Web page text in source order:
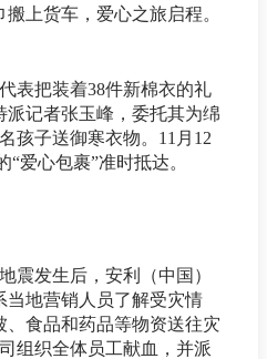
上货车，爱心之旅启程。
表把装着38件新棉衣的礼
记者张玉峰，委托其为绵
孩子送御寒衣物。11月12
“爱心包裹”准时抵达。
震发生后，安利（中国）
当地营销人员了解受灾情
、食品和药品等物资送往灾
组织全体员工献血，并派